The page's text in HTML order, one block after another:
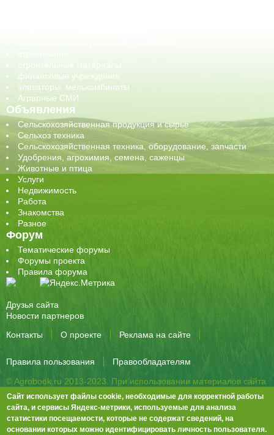
строительные материалы
финансовые учреждения
элеваторы, мелькомбинаты
Аграрные СМИ
Объявления
Сельскохозяйственная продукция и сырье
Сельхоз техника
Сельскохозяйственная техника, оборудование, запчасти
Удобрения, агрохимия, семена, саженцы
Животные и птица
Услуги
Недвижимость
Работа
Знакомства
Разное
Форум
Тематические форумы
Форумы проекта
Правила форума
Друзья сайта
Новости партнеров
Контакты
О проекте Реклама на сайте
Правила пользования
Правообладателям
© Agrobook.ru 2013-2023. При использовании материалов сайта
активная ссылка на публикацию обязательна.
344000, Ростов-на-Дону, ул. Города Волос, д.6, 8 этаж, офис 803
Тел./факс: +7 (863) 282-83-13 e-mail:info@agrobook.ru
Возрастная категория сайта: 16+. Объявления на сайте не
Сайт использует файлы cookie, необходимые для корректной работы
сайта, и сервисы Яндекс-метрики, используемые для анализа
статистики посещаемости, которые не содержат сведений, на
основании которых можно идентифицировать личность пользователя.